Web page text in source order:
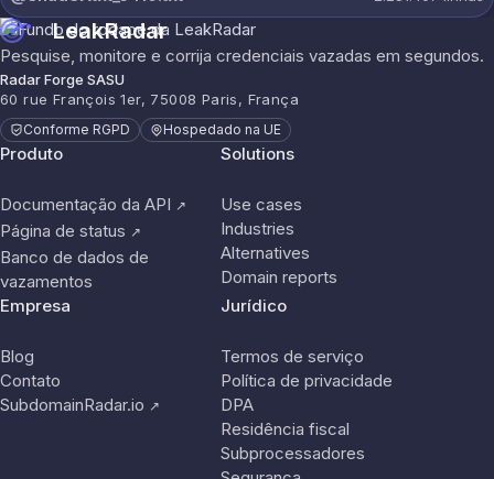
LeakRadar
Pesquise, monitore e corrija credenciais vazadas em segundos.
Radar Forge SASU
60 rue François 1er, 75008 Paris, França
Conforme RGPD Hospedado na UE
Produto
Documentação da API ↗
Página de status ↗
Banco de dados de
vazamentos
Solutions
Use cases
Industries
Alternatives
Domain reports
Empresa
Blog
Contato
SubdomainRadar.io ↗
Jurídico
Termos de serviço
Política de privacidade
DPA
Residência fiscal
Subprocessadores